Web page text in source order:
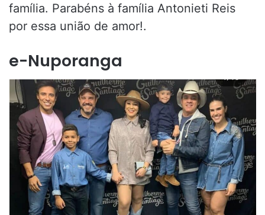
família. Parabéns à família Antonieti Reis
por essa união de amor!.
e-Nuporanga